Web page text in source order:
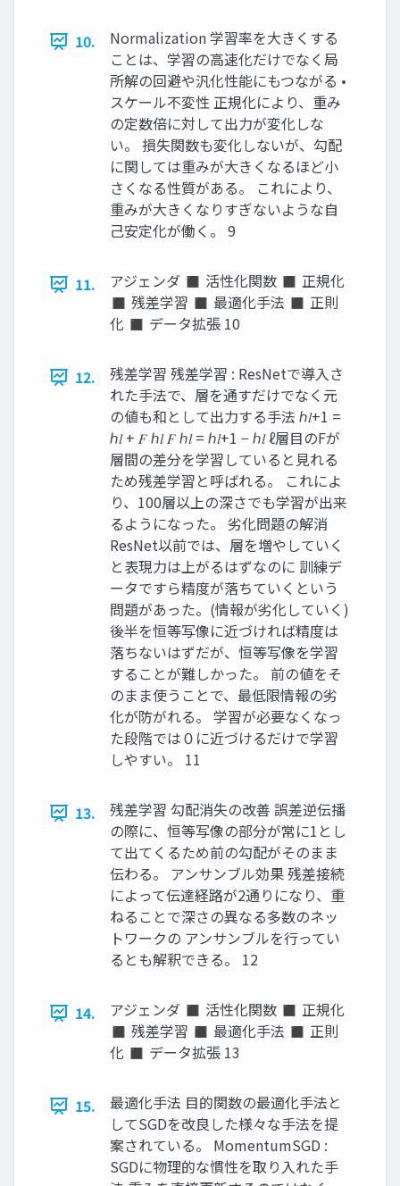
10.
Normalization 学習率を大きくする
ことは、学習の高速化だけでなく局
所解の回避や汎化性能にもつながる •
スケール不変性 正規化により、重み
の定数倍に対して出力が変化しな
い。 損失関数も変化しないが、勾配
に関しては重みが大きくなるほど小
さくなる性質がある。 これにより、
重みが大きくなりすぎないような自
己安定化が働く。 9
11.
アジェンダ ◼ 活性化関数 ◼ 正規化
◼ 残差学習 ◼ 最適化手法 ◼ 正則
化 ◼ データ拡張 10
12.
残差学習 残差学習 : ResNetで導入さ
れた手法で、層を通すだけでなく元
の値も和として出力する手法 ℎ𝑙+1 =
ℎ𝑙 + 𝐹 ℎ𝑙 𝐹 ℎ𝑙 = ℎ𝑙+1 − ℎ𝑙 ℓ層目のFが
層間の差分を学習していると見れる
ため残差学習と呼ばれる。 これによ
り、100層以上の深さでも学習が出来
るようになった。 劣化問題の解消
ResNet以前では、層を増やしていく
と表現力は上がるはずなのに 訓練デ
ータですら精度が落ちていくという
問題があった。(情報が劣化していく)
後半を恒等写像に近づければ精度は
落ちないはずだが、恒等写像を学習
することが難しかった。 前の値をそ
のまま使うことで、最低限情報の劣
化が防がれる。 学習が必要なくなっ
た段階では０に近づけるだけで学習
しやすい。 11
13.
残差学習 勾配消失の改善 誤差逆伝播
の際に、恒等写像の部分が常に1とし
て出てくるため前の勾配がそのまま
伝わる。 アンサンブル効果 残差接続
によって伝達経路が2通りになり、重
ねることで深さの異なる多数のネッ
トワークの アンサンブルを行ってい
るとも解釈できる。 12
14.
アジェンダ ◼ 活性化関数 ◼ 正規化
◼ 残差学習 ◼ 最適化手法 ◼ 正則
化 ◼ データ拡張 13
15.
最適化手法 目的関数の最適化手法と
してSGDを改良した様々な手法を提
案されている。 MomentumSGD :
SGDに物理的な慣性を取り入れた手